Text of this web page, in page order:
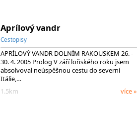
Aprílový vandr
Cestopisy
APRÍLOVÝ VANDR DOLNÍM RAKOUSKEM 26. -
30. 4. 2005 Prolog V září loňského roku jsem
absolvoval neúspěšnou cestu do severní
Itálie,…
1.5km
více »